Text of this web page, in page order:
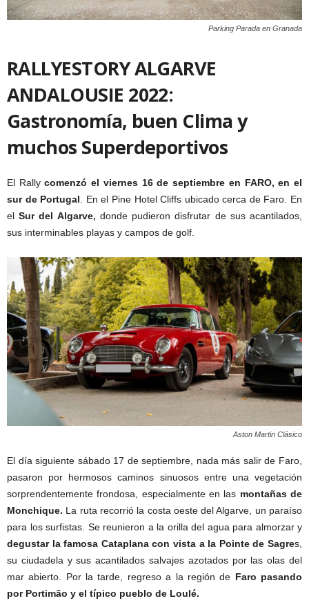
Parking Parada en Granada
RALLYESTORY ALGARVE
ANDALOUSIE 2022:
Gastronomía, buen Clima y
muchos Superdeportivos
El Rallycomenzó el viernes 16 de septiembre en FARO, en el
sur de Portugal . En el Pine Hotel Cliffs ubicado cerca de Faro. En
elSur del Algarve, donde pudieron disfrutar de sus acantilados,
sus interminables playas y campos de golf.
Aston Martin Clásico
El día siguiente sábado 17 de septiembre, nada más salir de Faro,
pasaron por hermosos caminos sinuosos entre una vegetación
sorprendentemente frondosa, especialmente en las montañas de
Monchique. La ruta recorrió la costa oeste del Algarve, un paraíso
para los surfistas. Se reunieron a la orilla del agua para almorzar y
degustar la famosa Cataplana con vista a la Pointe de Sagres,
su ciudadela y sus acantilados salvajes azotados por las olas del
mar abierto. Por la tarde, regreso a la región de Faro pasando
por Portimão y el típico pueblo de Loulé.